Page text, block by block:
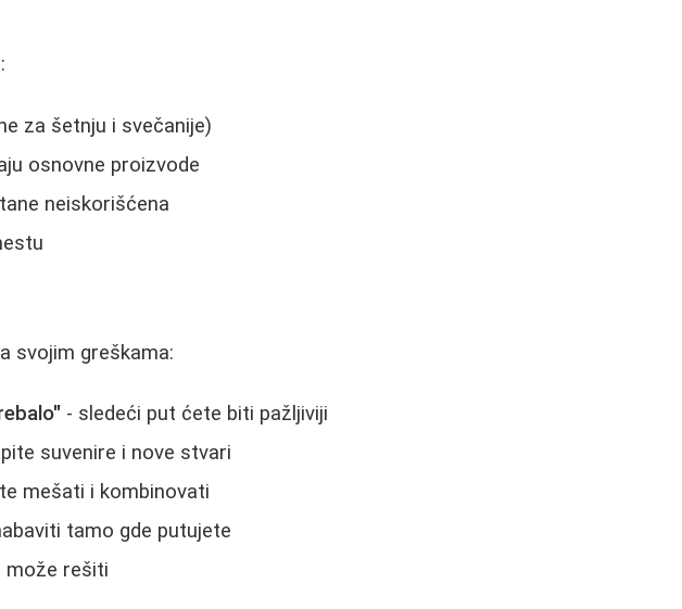
za šetnju i svečanije)
osnovne proizvode
neiskorišćena
svojim greškama:
- sledeći put ćete biti pažljiviji
suvenire i nove stvari
mešati i kombinovati
tamo gde putujete
može rešiti